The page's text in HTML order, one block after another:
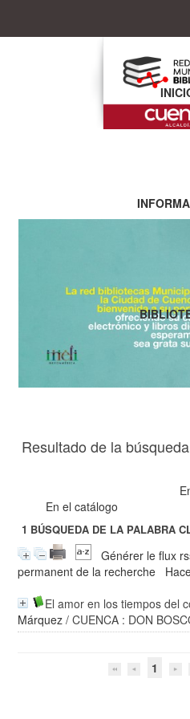
Resultado de la búsqueda
En el catálogo
1 BÚSQUEDA DE LA PALABRA
Générer le flux
permanent de la recherche
El amor en los tiempos del
Márquez / CUENCA : DON
1